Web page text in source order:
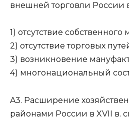
внешней торговли России
1) отсутствие собственного
2) отсутствие торговых
3) возникновение
4) многонациональный
A3. Расширение
районами России в XVII в.